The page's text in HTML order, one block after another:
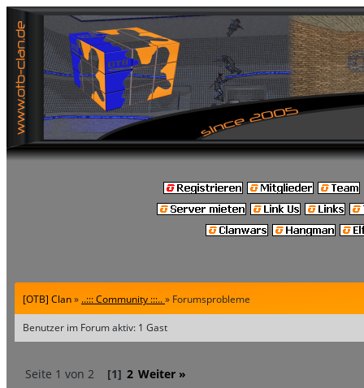
[OTB] Clan» ..::: Community :::..» Forumsprobleme
Benutzer im Forum aktiv: 1 Gast
Seite 1 von 2 [1] 2 Weiter »